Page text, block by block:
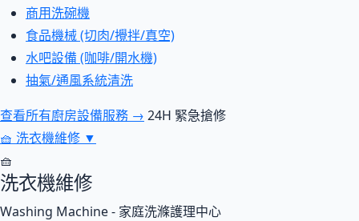
商用洗碗機
食品機械 (切肉/攪拌/真空)
水吧設備 (咖啡/開水機)
抽氣/通風系統清洗
查看所有廚房設備服務 → 24H 緊急搶修
🧺 洗衣機維修 ▼
🧺
洗衣機維修
Washing Machine - 家庭洗滌護理中心